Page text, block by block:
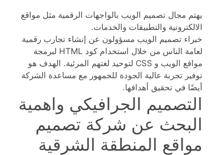
يهتم مجال تصميم الويب بالواجهات الرقمية مثل مواقع
الالكترونية والتطبيقات والخدمات.
خبراء تصميم الويب مسؤولون عن إنشاء تجارب رقمية
لعامة الناس من خلال استخدام كود HTML لبرمجة
مواقع الويب و CSS لتوحيد لغتهم المرئية. الهدف هو
توفير تجربة عالية الجودة للجمهور مع مساعدة الشركة
أيضًا في تحقيق أهدافها.
التصميم الجرافيكي واهمية
البحث عن شركة تصميم
مواقع المنطقة الشرقية